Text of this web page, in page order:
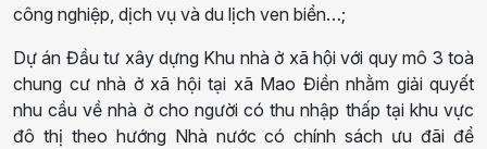
công nghiệp, dịch vụ và du lịch ven biển…;
Dự án Đầu tư xây dựng Khu nhà ở xã hội với quy mô 3 toà
chung cư nhà ở xã hội tại xã Mao Điền nhằm giải quyết
nhu cầu về nhà ở cho người có thu nhập thấp tại khu vực
đô thị theo hướng Nhà nước có chính sách ưu đãi để